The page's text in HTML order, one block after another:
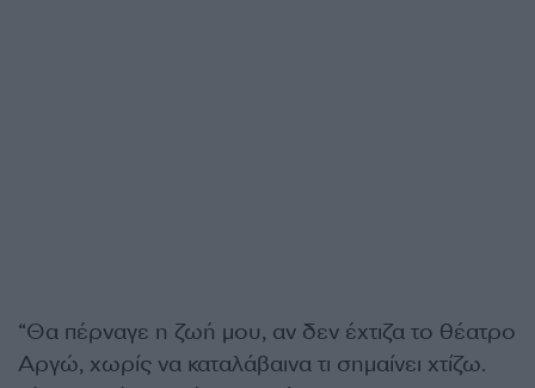
“Θα πέρναγε η ζωή μου, αν δεν έχτιζα το θέατρο
Αργώ, χωρίς να καταλάβαινα τι σημαίνει χτίζω.